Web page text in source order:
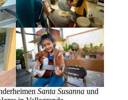
Santa Susannaund